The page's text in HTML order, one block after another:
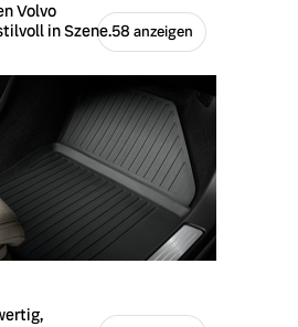
Volvo
in Szene.58 anzeigen